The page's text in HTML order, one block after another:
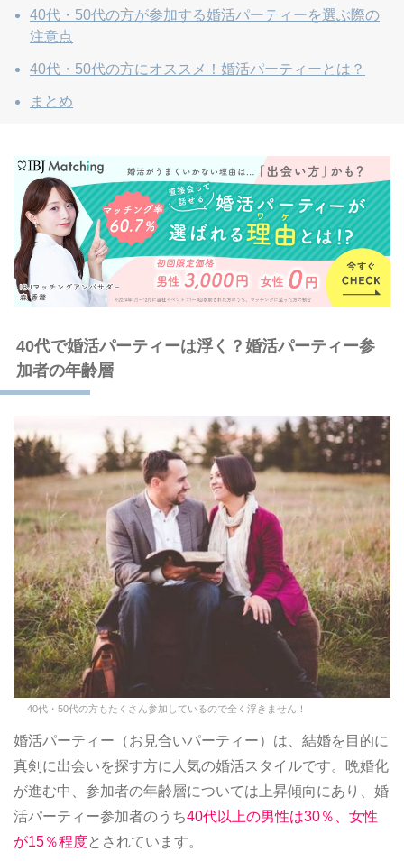
40代・50代の方が参加する婚活パーティーを選ぶ際の
注意点
40代・50代の方にオススメ！婚活パーティーとは？
まとめ
40代で婚活パーティーは浮く？婚活パーティー参
加者の年齢層
40代・50代の方もたくさん参加しているので全く浮きません！
婚活パーティー（お見合いパーティー）は、結婚を目的に
真剣に出会いを探す方に人気の婚活スタイルです。晩婚化
が進む中、参加者の年齢層については上昇傾向にあり、婚
活パーティー参加者のうち40代以上の男性は30％、女性
が15％程度とされています。